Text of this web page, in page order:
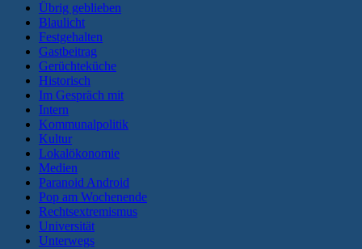
Übrig geblieben
Blaulicht
Festgehalten
Gastbeitrag
Gerüchteküche
Historisch
Im Gespräch mit
Intern
Kommunalpolitik
Kultur
Lokalökonomie
Medien
Paranoid Android
Pop am Wochenende
Rechtsextremismus
Universität
Unterwegs